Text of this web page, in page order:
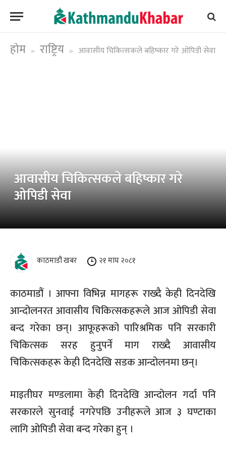
होम » राष्ट्रिय » आवासीय चिकित्सकले बहिष्कार गरे ओपिडी सेवा
आवासीय चिकित्सकले बहिष्कार गरे
ओपिडी सेवा
काठमाडौं खबर २१ माघ २०८१
काठमाडौं । आफ्ना विभिन्न मागहरू राख्दै केही दिनदेखि
आन्दोलनरत आवासीय चिकित्सकहरूले आज ओपिडी सेवा
बन्द गरेका छन्। आफूहरूको पारिश्रमिक पनि सरकारी
चिकित्सक सरह हुनुपर्ने माग राख्दै आवासीय
चिकित्सकहरू केही दिनदेखि सडक आन्दोलनमा छन्।
माइतीघर मण्डलामा केही दिनदेखि आन्दोलन गर्दा पनि
सरकारले सुनवाई नगरेपछि उनीहरूले आज ३ घण्टाका
लागि ओपिडी सेवा बन्द गरेका हुन् ।